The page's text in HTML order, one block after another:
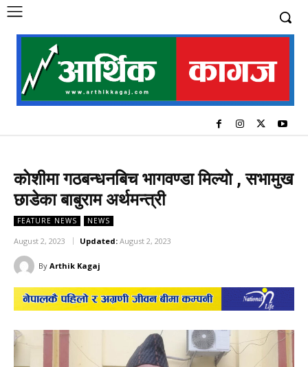
काेशीमा गठबन्धनबिच भागवण्डा मिल्याे , सभामुख
छाडेका बाबुराम अर्थमन्त्री
FEATURE NEWS NEWS
August 2, 2023 Updated: August 2, 2023
By Arthik Kagaj